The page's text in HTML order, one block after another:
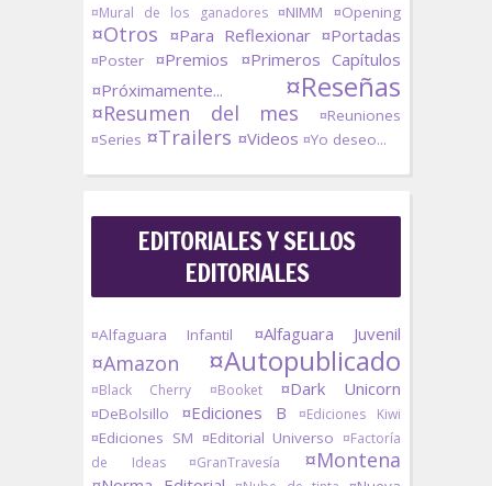
¤Mural de los ganadores ¤NIMM ¤Opening
¤Otros ¤Para Reflexionar ¤Portadas
¤Poster ¤Premios
¤Primeros Capítulos
¤Próximamente...
¤Reseñas
¤Resumen del mes
¤Reuniones
¤Series ¤Trailers ¤Videos ¤Yo deseo...
EDITORIALES Y SELLOS
EDITORIALES
¤Alfaguara Infantil ¤Alfaguara Juvenil
¤Amazon ¤Autopublicado
¤Black Cherry ¤Booket ¤Dark Unicorn
¤DeBolsillo ¤Ediciones B ¤Ediciones Kiwi
¤Ediciones SM ¤Editorial Universo ¤Factoría
de Ideas
¤GranTravesía ¤Montena